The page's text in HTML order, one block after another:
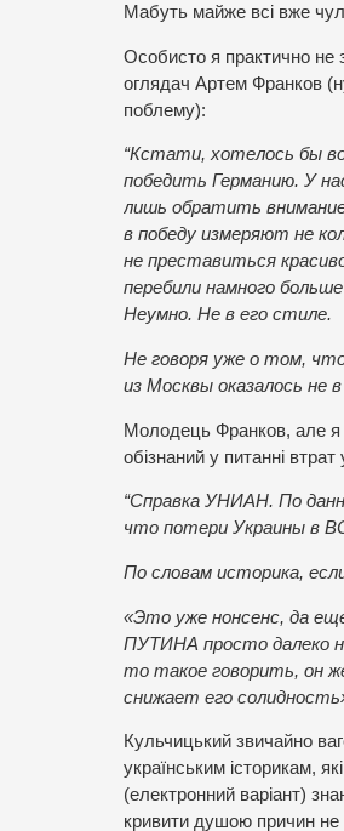
Мабуть майже всі вже
Особисто я практично не
оглядач Артем Франков
поблему):
“Кстати, хотелось бы
победить Германию. У
лишь обратить
в победу измеряют не
не преставиться
перебили намного
Неумно. Не в его стиле.
Не говоря уже о том,
из Москвы оказалось
Молодець Франков, але я
обізнаний у питанні
“Справка УНИАН. По
что потери Украины в
По словам историка,
«Это уже нонсенс, да
ПУТИНА просто далеко
то такое говорить, он
снижает его
Кульчицький звичайно
українським історикам,
(електронний варіант)
кривити душою причин не